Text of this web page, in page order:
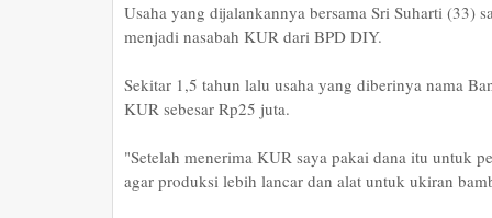
Usaha yang dijalankannya bersama Sri Suharti (33)
menjadi nasabah KUR dari BPD DIY.
Sekitar 1,5 tahun lalu usaha yang diberinya nama
KUR sebesar Rp25 juta.
"Setelah menerima KUR saya pakai dana itu untuk
agar produksi lebih lancar dan alat untuk ukiran